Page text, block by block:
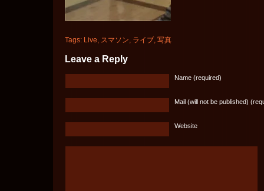
Tags: Live, スマソン, ライブ, 写真
Leave a Reply
Name (required)
Mail (will not be published)
Website